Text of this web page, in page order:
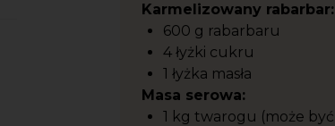
Karmelizowany rabarbar:
600 g rabarbaru
4 łyżki cukru
1 łyżka masła
Masa serowa:
1 kg twarogu (może być